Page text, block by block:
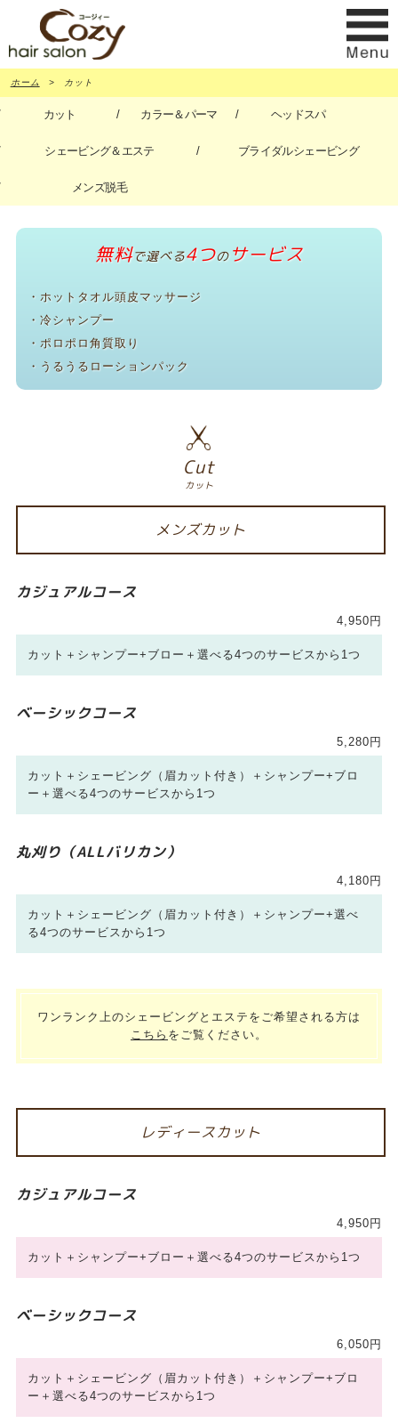
ホーム カット
カット カラー＆パーマ ヘッドスパ
シェービング＆エステ ブライダルシェービング
メンズ脱毛
無料で選べる4つのサービス
・ホットタオル頭皮マッサージ
・冷シャンプー
・ポロポロ角質取り
・うるうるローションパック
Cut
カット
メンズカット
カジュアルコース
4,950円
カット＋シャンプー+ブロー＋選べる4つのサービスから1つ
ベーシックコース
5,280円
カット＋シェービング（眉カット付き）＋シャンプー+ブロ
ー＋選べる4つのサービスから1つ
丸刈り（ALLバリカン）
4,180円
カット＋シェービング（眉カット付き）＋シャンプー+選べ
る4つのサービスから1つ
ワンランク上のシェービングとエステをご希望される方は
こちら をご覧ください。
レディースカット
カジュアルコース
4,950円
カット＋シャンプー+ブロー＋選べる4つのサービスから1つ
ベーシックコース
6,050円
カット＋シェービング（眉カット付き）＋シャンプー+ブロ
ー＋選べる4つのサービスから1つ